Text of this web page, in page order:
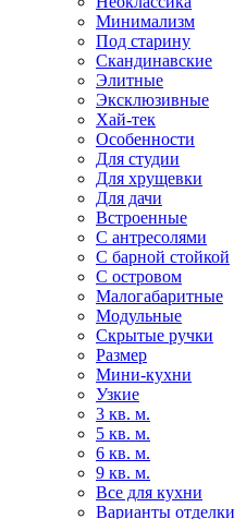
Минимализм
Под старину
Скандинавские
Элитные
Эксклюзивные
Хай-тек
Особенности
Для студии
Для хрущевки
Для дачи
Встроенные
С антресолями
С барной стойкой
С островом
Малогабаритные
Модульные
Скрытые ручки
Размер
Мини-кухни
Узкие
3 кв. м.
5 кв. м.
6 кв. м.
9 кв. м.
Все для кухни
Варианты отделки